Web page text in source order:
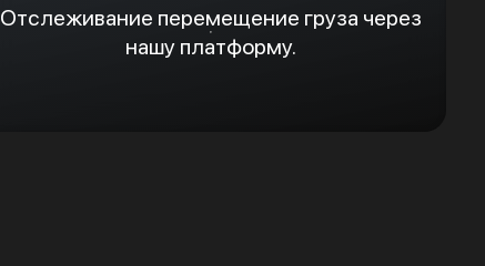
Отслеживание перемещение груза через
нашу платформу.